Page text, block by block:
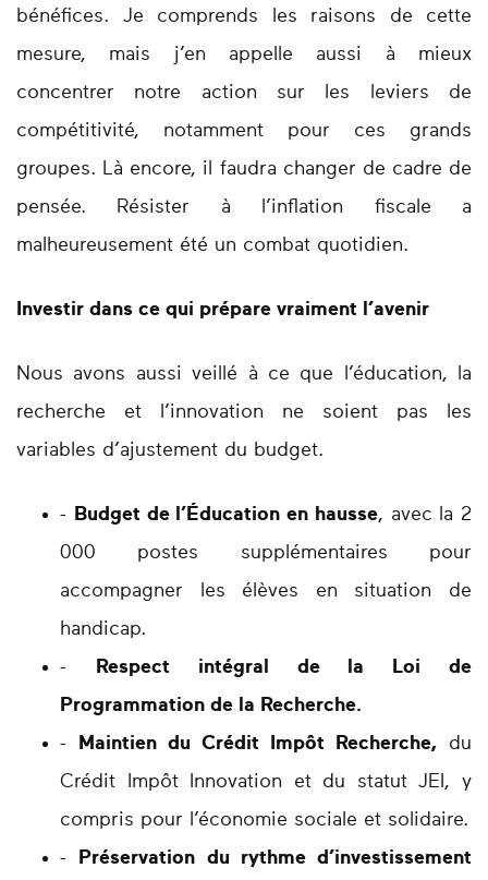
bénéfices. Je comprends les raisons de cette
mesure, mais j’en appelle aussi à mieux
concentrer notre action sur les leviers de
compétitivité, notamment pour ces grands
groupes. Là encore, il faudra changer de cadre de
pensée. Résister à l’inflation fiscale a
malheureusement été un combat quotidien.
Investir dans ce qui prépare vraiment l’avenir
Nous avons aussi veillé à ce que l’éducation, la
recherche et l’innovation ne soient pas les
variables d’ajustement du budget.
- Budget de l’Éducation en hausse, avec la 2
000 postes supplémentaires pour
accompagner les élèves en situation de
handicap.
-
Respect intégral de la Loi de
Programmation de la Recherche.
-
Maintien du Crédit Impôt Recherche, du
Crédit Impôt Innovation et du statut JEI, y
compris pour l’économie sociale et solidaire.
-
Préservation du rythme d’investissement